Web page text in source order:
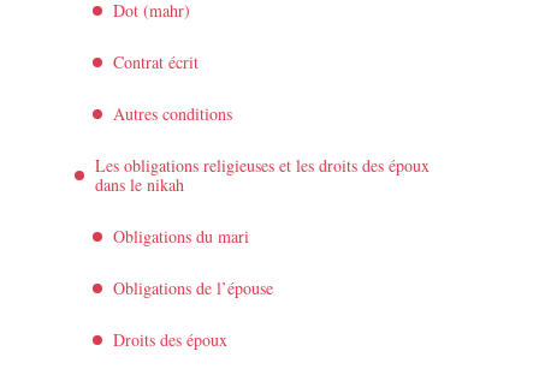
Dot (mahr)
Contrat écrit
Autres conditions
Les obligations religieuses et les droits des époux
dans le nikah
Obligations du mari
Obligations de l’épouse
Droits des époux